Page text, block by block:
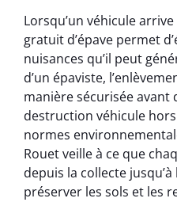
Lorsqu’un véhicule
gratuit d’épave permet
nuisances qu’il peut
d’un épaviste,
manière sécurisée avant
destruction véhicule
normes
Rouet veille à ce que
depuis la collecte
préserver les sols et les